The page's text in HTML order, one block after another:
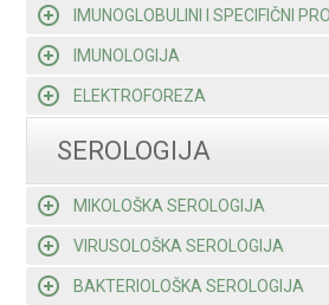
IMUNOGLOBULINI I SPECIFIČNI
IMUNOLOGIJA
ELEKTROFOREZA
SEROLOGIJA
MIKOLOŠKA SEROLOGIJA
VIRUSOLOŠKA SEROLOGIJA
BAKTERIOLOŠKA SEROLOGIJA